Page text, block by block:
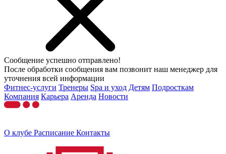
Сообщение успешно отправлено!
После обработки сообщения вам позвонит наш менеджер для
уточнения всей информации
Фитнес-услуги Тренеры Spa и уход Детям Подросткам
Компания Карьера Аренда Новости
О клубе Расписание Контакты